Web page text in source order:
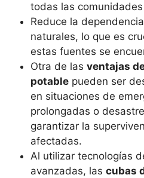
todas las
Reduce la
naturales, lo que es
estas fuentes se
Otra de las ventajas
potable pueden ser
en situaciones de
prolongadas o
garantizar la
afectadas.
Al utilizar tecnologías
avanzadas, las cubas